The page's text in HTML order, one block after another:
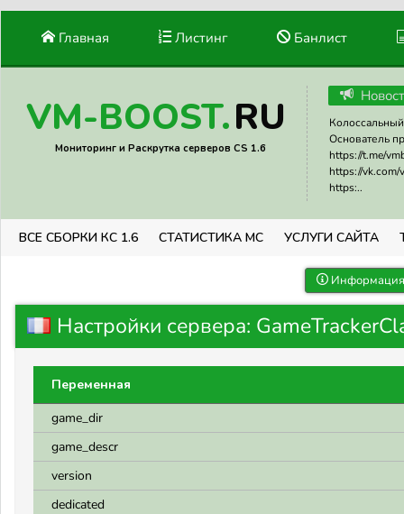
Главная Листинг Банлист
VM-BOOST.RU
Мониторинг и Раскрутка серверов CS 1.6
Основатель
https://t.me/
https://vk.com/
https:..
ВСЕ СБОРКИ КС 1.6 СТАТИСТИКА МС УСЛУГИ САЙТА
Настройки сервера:
Переменная
game_dir
game_descr
version
dedicated